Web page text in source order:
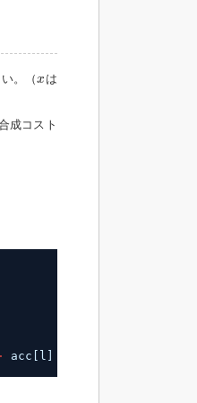
。（x
x は
成コスト
acc[l]